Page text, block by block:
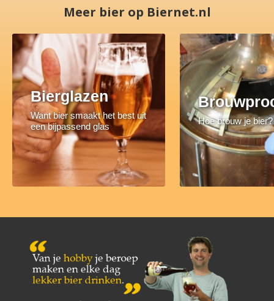
Meer bier op Biernet.nl
Bierglazen
Want bier smaakt het best uit
een bijpassend glas
Hoe brouw je bier?